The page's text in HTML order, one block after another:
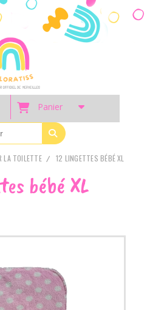
Panier
LA TOILETTE 12 LINGETTES BÉBÉ XL
bébé XL